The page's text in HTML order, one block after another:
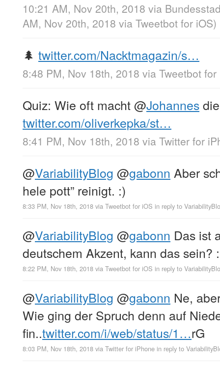
10:21 AM, Nov 20th, 2018 via
AM, Nov 20th, 2018 via Tweetbot for iΟS)
🌲 twitter.com/Nacktmagazin/s…
8:48 PM, Nov 18th, 2018 via Tweetbot
Quiz: Wie oft macht@Johannes
twitter.com/oliverkepka/st…
8:41 PM, Nov 18th, 2018 via Twitter for
@VariabilityBlog @gabonn Aber
hele pott” reinigt. :)
8:33 PM, Nov 18th, 2018 via Tweetbot for iΟS in reply to
@VariabilityBlog @gabonn Das ist
deutschem Akzent, kann das sein?
8:22 PM, Nov 18th, 2018 via Tweetbot for iΟS in reply to
@VariabilityBlog @gabonn Ne,
Wie ging der Spruch denn auf
fin..twitter.com/i/web/status/1…rG
8:03 PM, Nov 18th, 2018 via Twitter for iPhone in reply to